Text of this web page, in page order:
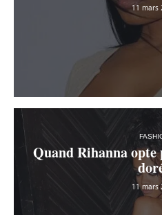
11 mars
Quand Rihanna
11 mars